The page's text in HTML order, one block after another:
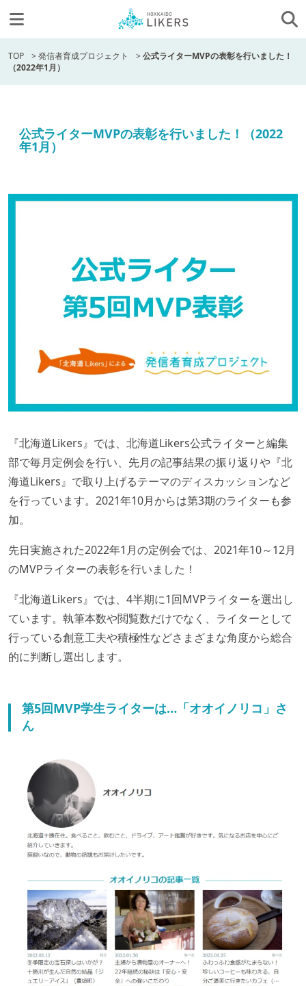
TOP >発信者育成プロジェクト >公式ライターMVPの表彰を行いました！
（2022年1月）
公式ライターMVPの表彰を行いました！（2022
年1月）
『北海道Likers』では、北海道Likers公式ライターと編集
部で毎月定例会を行い、先月の記事結果の振り返りや『北
海道Likers』で取り上げるテーマのディスカッションなど
を行っています。2021年10月からは第3期のライターも参
加。
先日実施された2022年1月の定例会では、2021年10～12月
のMVPライターの表彰を行いました！
『北海道Likers』では、4半期に1回MVPライターを選出し
ています。執筆本数や閲覧数だけでなく、ライターとして
行っている創意工夫や積極性などさまざまな角度から総合
的に判断し選出します。
第5回MVP学生ライターは…「オオイノリコ」さ
ん